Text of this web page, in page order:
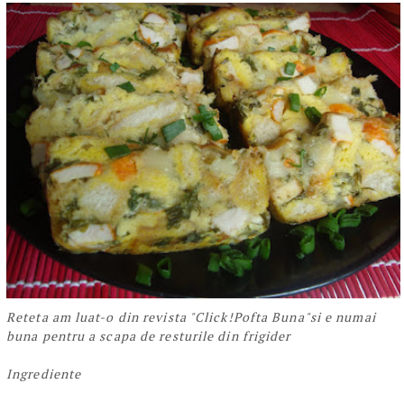
Reteta am luat-o din revista "Click!Pofta Buna"si e numai
buna pentru a scapa de resturile din frigider
Ingrediente